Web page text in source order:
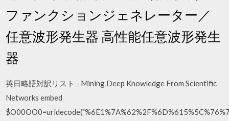
ファンクションジェネレーター／
任意波形発生器 高性能任意波形発生
器
英日略語対訳リスト - Mining Deep Knowledge From Scientific
Networks embed